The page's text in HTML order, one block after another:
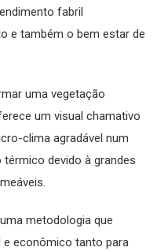
fabril
e também o bem estar de
uma vegetação
um visual chamativo
clima agradável num
devido à grandes
metodologia que
e econômico tanto para